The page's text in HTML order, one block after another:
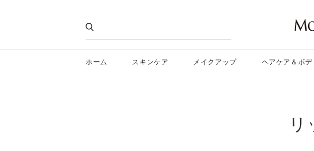
ホーム スキンケア メイクアップ ヘアケア＆ボデ
リ